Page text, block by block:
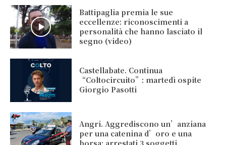
Battipaglia premia le sue
eccellenze: riconoscimenti a
personalità che hanno lasciato il
segno (video)
Castellabate. Continua
“Coltocircuito”: martedì ospite
Giorgio Pasotti
Angri. Aggrediscono un’anziana
per una catenina d’oro e una
borsa: arrestati 3 soggetti